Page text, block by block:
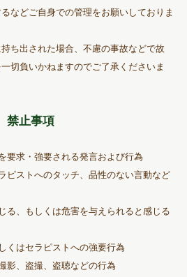
などご自身での管理をお願いしておりま
ち出された場合、不慮の事故などで故
切負いかねますのでご了承くださいま
禁止事項
要求・強要される発言および行為
ピストへのタッチ、品性のない言動など
る、もしくは危害を与えられると感じる
くはセラピストへの強要行為
影、盗撮、盗聴などの行為